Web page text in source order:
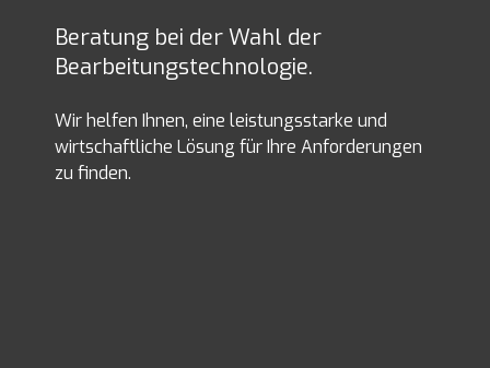
Beratung bei der Wahl der
Bearbeitungstechnologie.
Wir helfen Ihnen, eine leistungsstarke und
wirtschaftliche Lösung für Ihre Anforderungen
zu finden.